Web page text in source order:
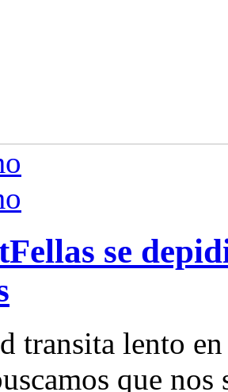
se
transita lento
que